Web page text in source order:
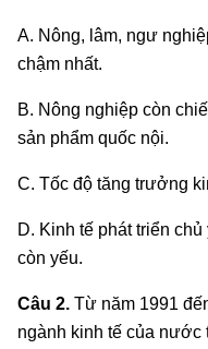
A. Nông, lâm, ngư
chậm nhất.
B. Nông nghiệp còn
sản phẩm quốc nội.
C. Tốc độ tăng trưởng
D. Kinh tế phát triển
còn yếu.
Câu 2. Từ năm 1991
ngành kinh tế của nước